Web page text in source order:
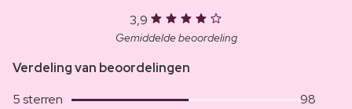
3,9
Gemiddelde beoordeling
Verdeling van beoordelingen
5 sterren
98